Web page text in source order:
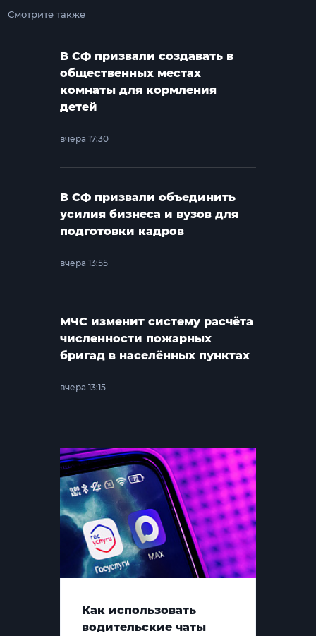
Смотрите также
В СФ призвали создавать в
общественных местах
комнаты для кормления
детей
вчера 17:30
В СФ призвали объединить
усилия бизнеса и вузов для
подготовки кадров
вчера 13:55
МЧС изменит систему расчёта
численности пожарных
бригад в населённых пунктах
вчера 13:15
Как использовать
водительские чаты